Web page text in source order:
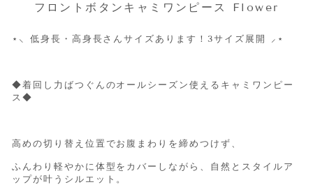
フロントボタンキャミワンピース Flower
⋆ ⸜ 低身長・高身長さんサイズあります！3サイズ展開 ⸝ ⋆
◆着回し力ばつぐんのオールシーズン使えるキャミワンピー
ス◆
高めの切り替え位置でお腹まわりを締めつけず、
ふんわり軽やかに体型をカバーしながら、自然とスタイルア
ップが叶うシルエット。